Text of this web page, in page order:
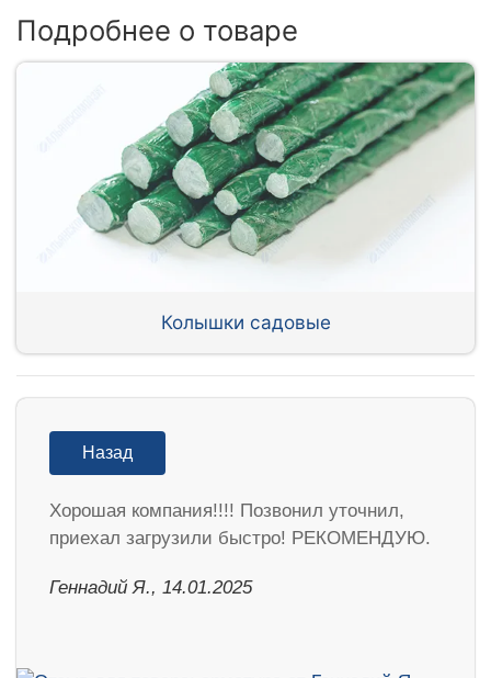
Подробнее о товаре
Колышки садовые
Назад
Хорошая компания!!!! Позвонил уточнил,
приехал загрузили быстро! РЕКОМЕНДУЮ.
Геннадий Я., 14.01.2025